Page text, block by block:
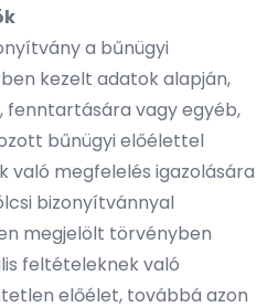
a bűnügyi
kezelt adatok alapján,
fenntartására vagy egyéb,
bűnügyi előélettel
megfelelés igazolására
bizonyítvánnyal
megjelölt törvényben
feltételeknek való
előélet, továbbá azon